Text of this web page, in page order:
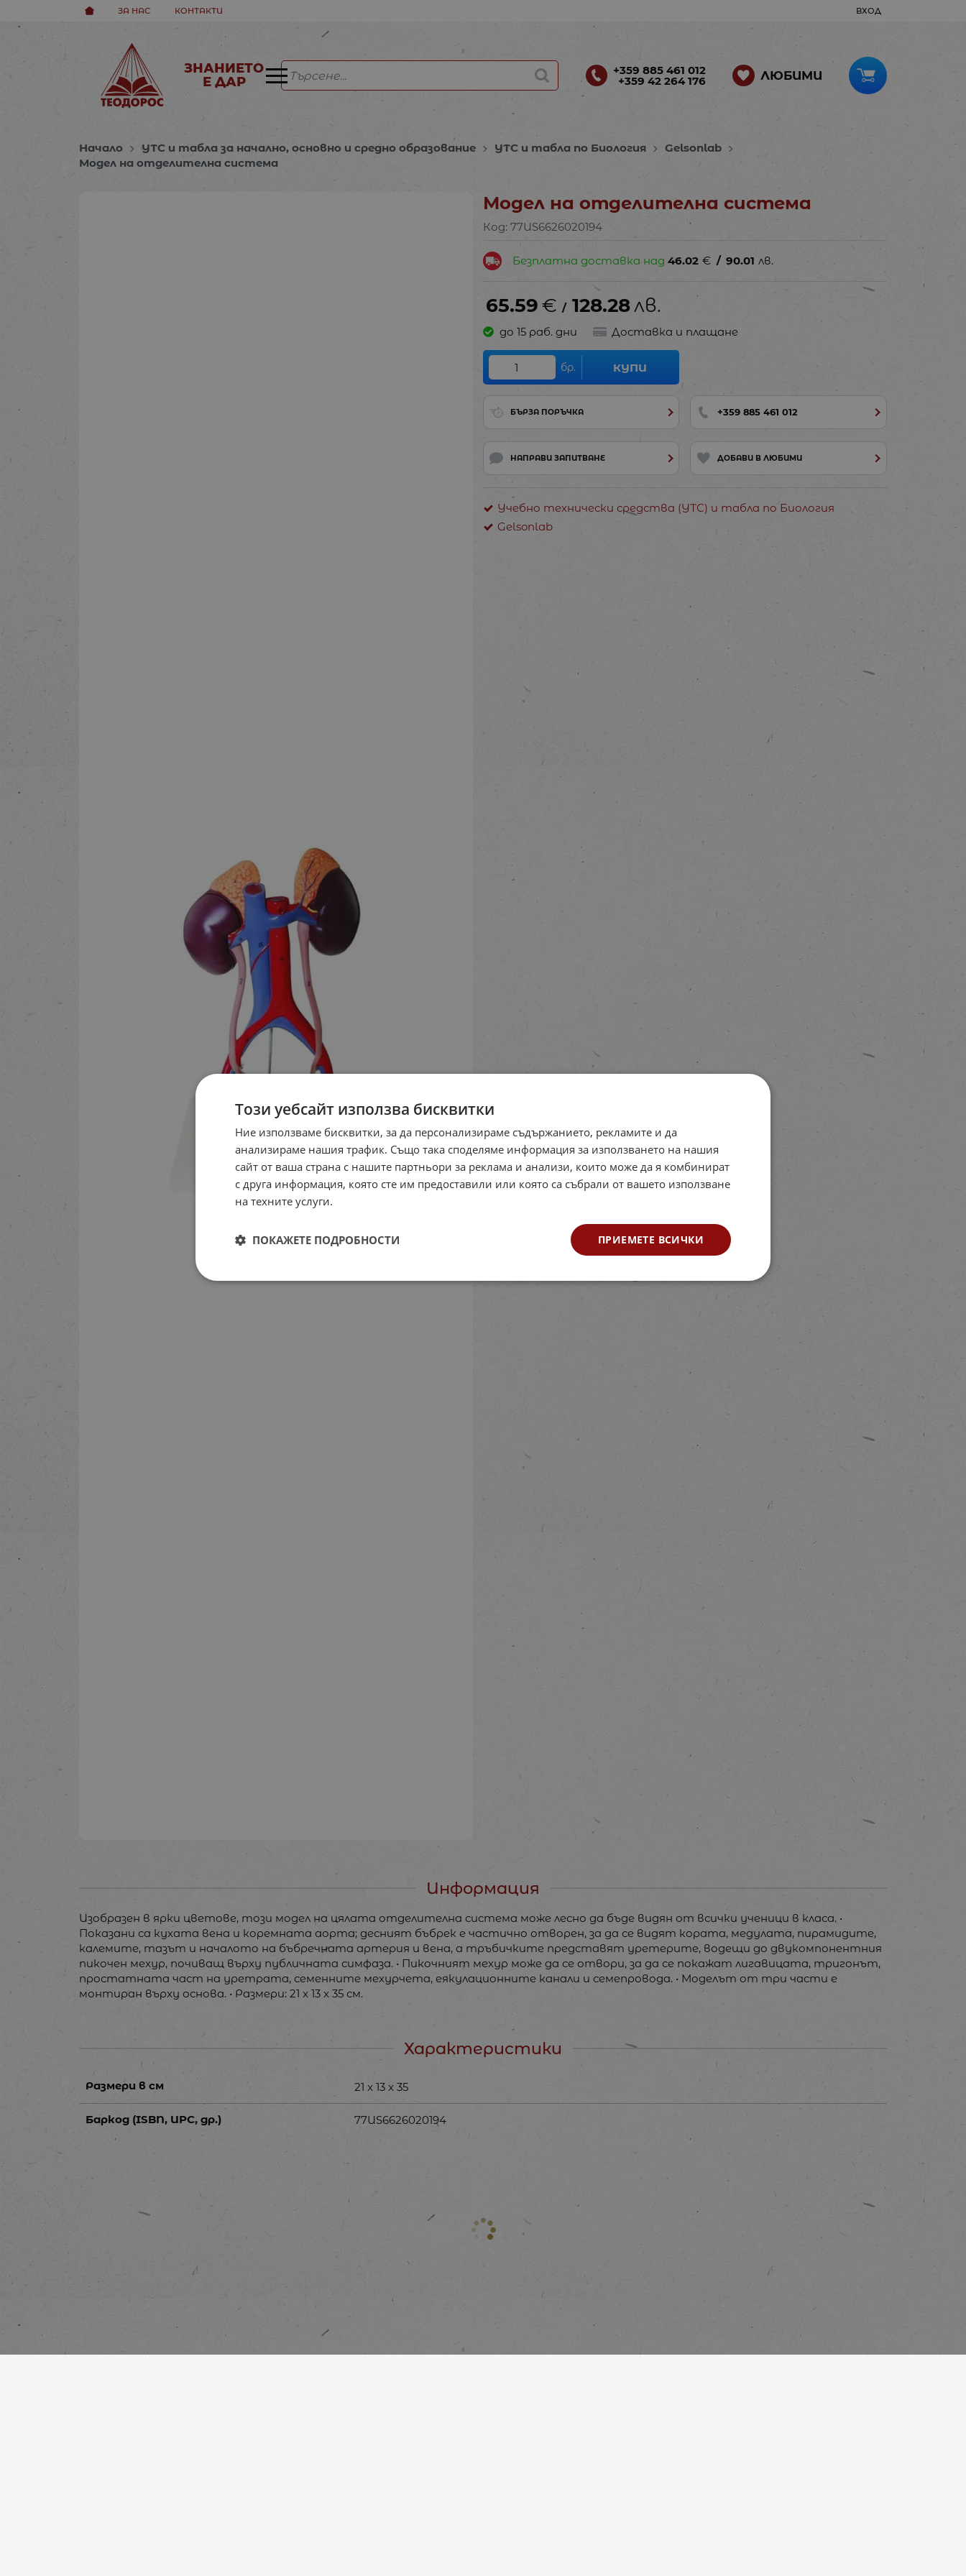
ЗА НАС КОНТАКТИ ВХОД
ЗНАНИЕТО
Е ДАР
+359 885 461 012
+359 42 264 176 ЛЮБИМИ
Начало УТС и табла за начално, основно и средно образование УТС и табла по Биология
Gelsonlab
Модел на отделителна система
Модел на отделителна система
Код: 77US6626020194
Безплатна доставка над46.02 € / 90.01 лв.
65.59€ / 128.28лв.
до 15 раб. дни Доставка и плащане
бр. КУПИ
БЪРЗА ПОРЪЧКА +359 885 461 012
НАПРАВИ ЗАПИТВАНЕ ДОБАВИ В ЛЮБИМИ
Учебно технически средства (УТС) и табла по Биология
Gelsonlab
Информация
Изобразен в ярки цветове, този модел на цялата отделителна система може лесно да бъде видян от всички ученици в класа. •
Показани са кухата вена и коремната аорта; десният бъбрек е частично отворен, за да се видят кората, медулата, пирамидите,
калемите, тазът и началото на бъбречната артерия и вена, а тръбичките представят уретерите, водещи до двукомпонентния
пикочен мехур, почиващ върху публичната симфаза. • Пикочният мехур може да се отвори, за да се покажат лигавицата, тригонът,
простатната част на уретрата, семенните мехурчета, еякулационните канали и семепровода. • Моделът от три части е
монтиран върху основа. • Размери: 21 x 13 x 35 см.
Характеристики
Размери в см 21 x 13 x 35
Баркод (ISBN, UPC, др.) 77US6626020194
Този уебсайт използва бисквитки
Ние използваме бисквитки, за да персонализираме съдържанието, рекламите и да
анализираме нашия трафик. Също така споделяме информация за използването на нашия
сайт от ваша страна с нашите партньори за реклама и анализи, които може да я комбинират
с друга информация, която сте им предоставили или която са събрали от вашето използване
на техните услуги.
ПРИЕМЕТЕ ВСИЧКИ
ПОКАЖЕТЕ ПОДРОБНОСТИ